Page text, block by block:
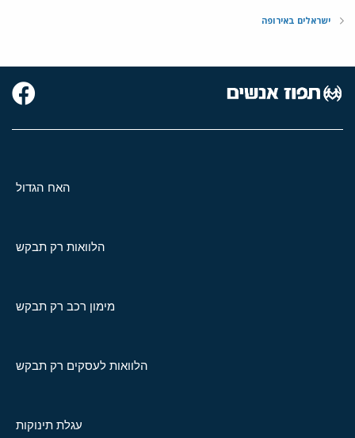
ישראלים באירופה
האח הגדול
הלוואות רק תבקש
מימון רכב רק תבקש
הלוואות לעסקים רק תבקש
עגלת תינוקות